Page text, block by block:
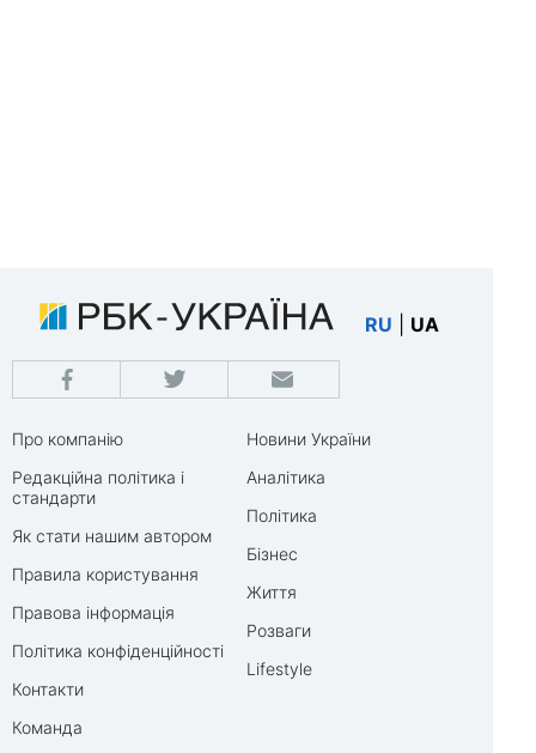
RU UA
Про компанію
Редакційна політика і
стандарти
Як стати нашим автором
Правила користування
Правова інформація
Політика конфіденційності
Контакти
Команда
Новини України
Аналітика
Політика
Бізнес
Життя
Розваги
Lifestyle